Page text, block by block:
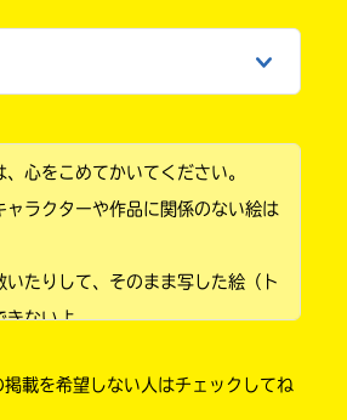
、心をこめてかいてください。
ャラクターや作品に関係のない絵は
いたりして、そのまま写した絵（ト
きないよ。
には紹介されないので、待ってて
載を希望しない人はチェックしてね